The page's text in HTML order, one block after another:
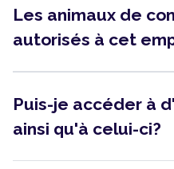
Les animaux de
autorisés à cet
Puis-je accéder à
ainsi qu'à celui-ci?